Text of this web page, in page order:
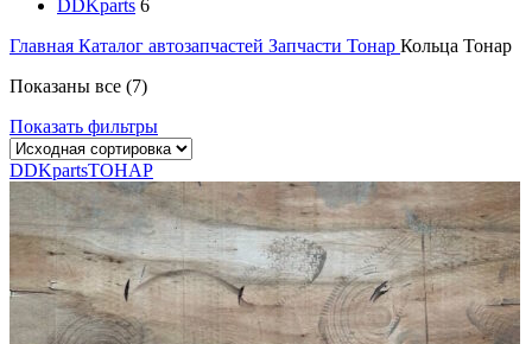
DDKparts 6
Главная Каталог автозапчастей Запчасти Тонар Кольца Тонар
Показаны все (7)
Показать фильтры
DDKpartsТОНАР